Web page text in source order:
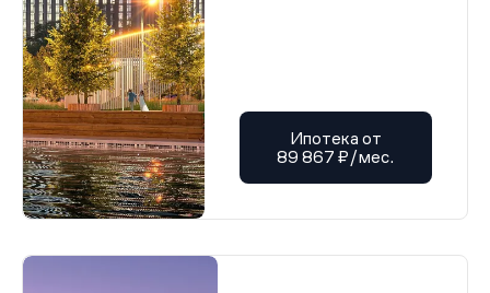
Ипотека от
89 867 ₽/мес.